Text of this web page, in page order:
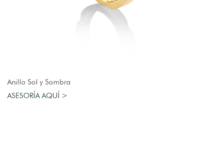
Anillo Sol y Sombra
ASESORÍA AQUÍ >